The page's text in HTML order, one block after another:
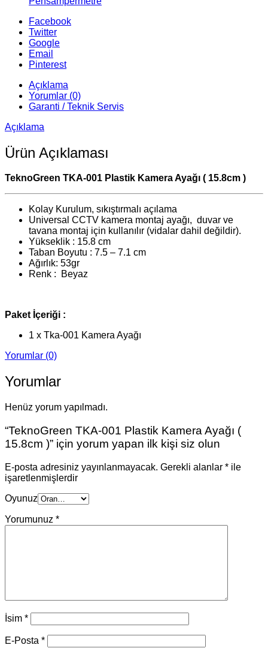
Facebook
Twitter
Google
Email
Pinterest
Açıklama
Yorumlar (0)
Garanti / Teknik Servis
Açıklama
Ürün Açıklaması
TeknoGreen TKA-001 Plastik Kamera Ayağı ( 15.8cm )
Kolay Kurulum, sıkıştırmalı açılama
Universal CCTV kamera montaj ayağı, duvar ve
tavana montaj için kullanılır (vidalar dahil değildir).
Yükseklik : 15.8 cm
Taban Boyutu : 7.5 – 7.1 cm
Ağırlık: 53gr
Renk : Beyaz
Paket İçeriği :
1 x Tka-001 Kamera Ayağı
Yorumlar (0)
Yorumlar
Henüz yorum yapılmadı.
“TeknoGreen TKA-001 Plastik Kamera Ayağı (
15.8cm )” için yorum yapan ilk kişi siz olun
E-posta adresiniz yayınlanmayacak. Gerekli alanlar * ile
işaretlenmişlerdir
Oyunuz
Yorumunuz *
İsim *
E-Posta *